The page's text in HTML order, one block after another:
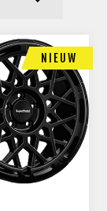
NIEUW